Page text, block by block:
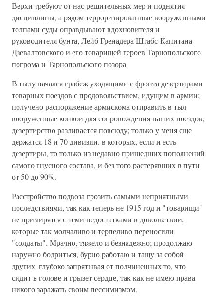
Верхи требуют от нас решительных мер и поднятия
дисциплины, а рядом терроризированные вооруженными
толпами суды оправдывают вдохновителя и
руководителя бунта, Лейб Гренадера Штабс-Капитана
Дзевалтовского и его товарищей героев Тарнопольского
погрома и Тарнопольского позора.
В тылу начался грабеж уходящими с фронта дезертирами
товарных поездов с продовольствием, идущим в армии;
получено распоряжение армискома отправить в тыл
вооруженные конвои для сопровождения наших поездов;
дезертирство разливается повсюду; только у меня еще
держатся 18 и 70 дивизии. в которых, если и есть
дезертиры, то только из недавно пришедших пополнений
самого гнусного состава, и без того растерявших в пути
от 50 до 90%.
Расстройство подвоза грозить самыми неприятными
последствиями, так как теперь не 1915 год и "товарищи"
не примирятся с теми недостатками в довольствии,
которые так молчаливо и терпеливо переносили
"солдаты". Мрачно, тяжело и безнадежно; продолжаю
наружно бодриться, бурно работаю и тащу за собой
других, глубоко запрятывая от подчиненных то, что
сидит в голове и грызет сердце, так как не имею права
никого заражать своим пессимизмом.